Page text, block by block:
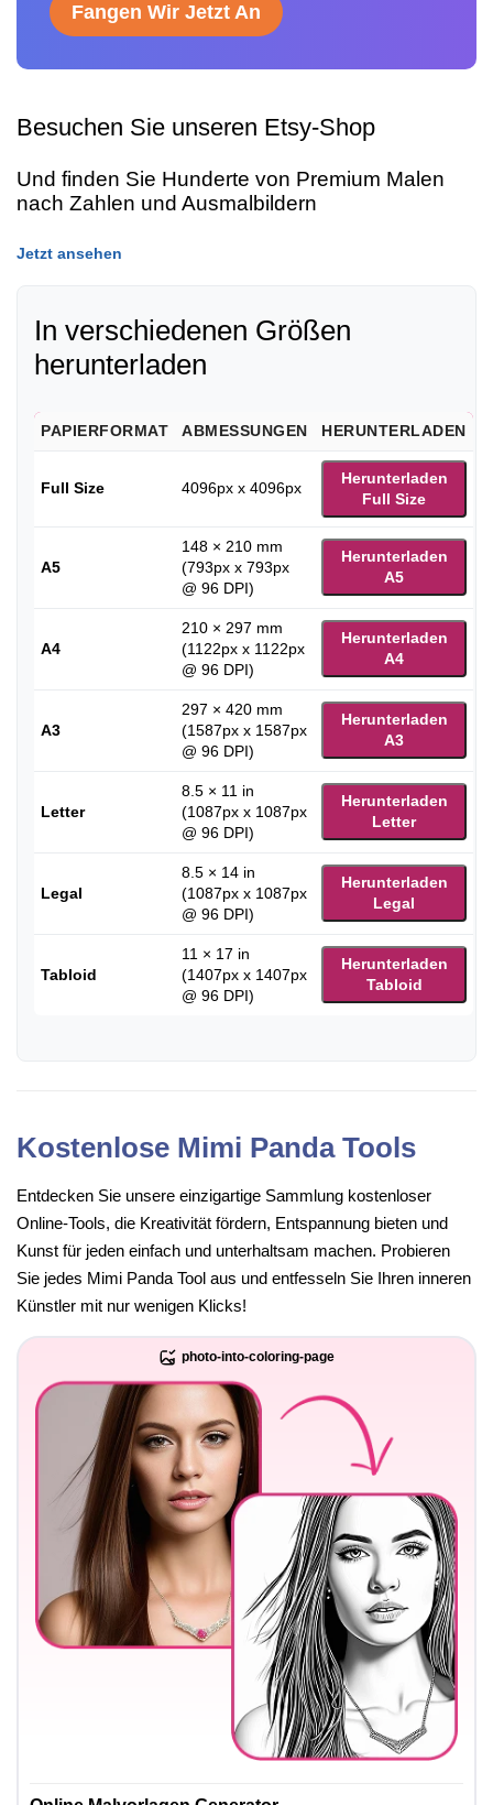
Fangen Wir Jetzt An
Besuchen Sie unseren Etsy-Shop
Und finden Sie Hunderte von Premium Malen
nach Zahlen und Ausmalbildern
Jetzt ansehen
In verschiedenen Größen
herunterladen
PAPIERFORMAT ABMESSUNGEN HERUNTERLADEN
Full Size 4096px x 4096px
Herunterladen
Full Size
A5
148 × 210 mm
(793px x 793px
@ 96 DPI)
Herunterladen
A5
A4
210 × 297 mm
(1122px x 1122px
@ 96 DPI)
Herunterladen
A4
A3
297 × 420 mm
(1587px x 1587px
@ 96 DPI)
Herunterladen
A3
Letter
8.5 × 11 in
(1087px x 1087px
@ 96 DPI)
Herunterladen
Letter
Legal
8.5 × 14 in
(1087px x 1087px
@ 96 DPI)
Herunterladen
Legal
Tabloid
11 × 17 in
(1407px x 1407px
@ 96 DPI)
Herunterladen
Tabloid
Kostenlose Mimi Panda Tools
Entdecken Sie unsere einzigartige Sammlung kostenloser
Online-Tools, die Kreativität fördern, Entspannung bieten und
Kunst für jeden einfach und unterhaltsam machen. Probieren
Sie jedes Mimi Panda Tool aus und entfesseln Sie Ihren inneren
Künstler mit nur wenigen Klicks!
photo-into-coloring-page